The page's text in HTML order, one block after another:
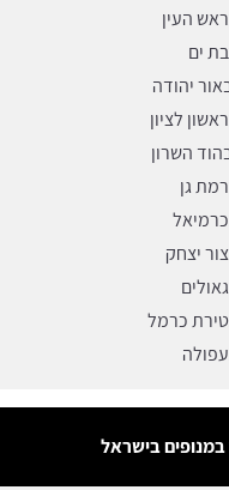
העין
ים
יהודה
לציון
השרון
גן
יצחק
כרמל
בישראל